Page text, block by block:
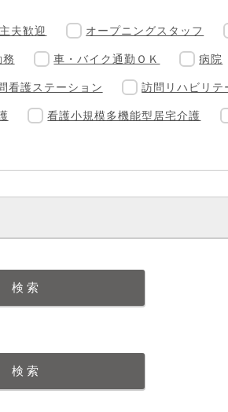
夫歓迎 オープニングスタッフ
車・バイク通勤ＯＫ 病院
看護ステーション 訪問リハビリテ
看護小規模多機能型居宅介護